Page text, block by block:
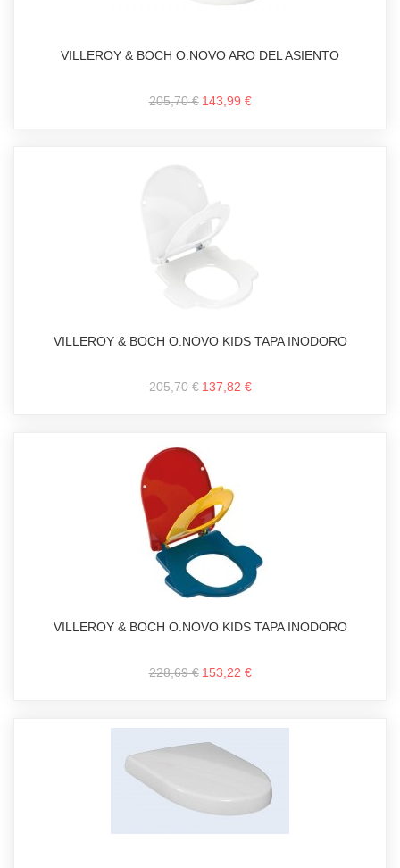
VILLEROY & BOCH O.NOVO ARO DEL ASIENTO
205,70 € 143,99 €
VILLEROY & BOCH O.NOVO KIDS TAPA INODORO
205,70 € 137,82 €
VILLEROY & BOCH O.NOVO KIDS TAPA INODORO
228,69 € 153,22 €